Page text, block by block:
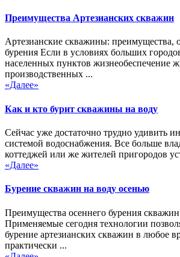
Преимущества Артезианских скважин
Артезианские скважины: преимущества,
бурения Если в условиях больших
населенных пунктов жизнеобеспечение
производственных ...
«Далее»
Как и кто бурит скважины на воду
Сейчас уже достаточно трудно удивить
системой водоснабжения. Все больше
коттеджей или же жителей пригородов
«Далее»
Бурение скважин на воду осенью
Преимущества осеннего бурения
Применяемые сегодня технологии
бурение артезианских скважин в любое
практически ...